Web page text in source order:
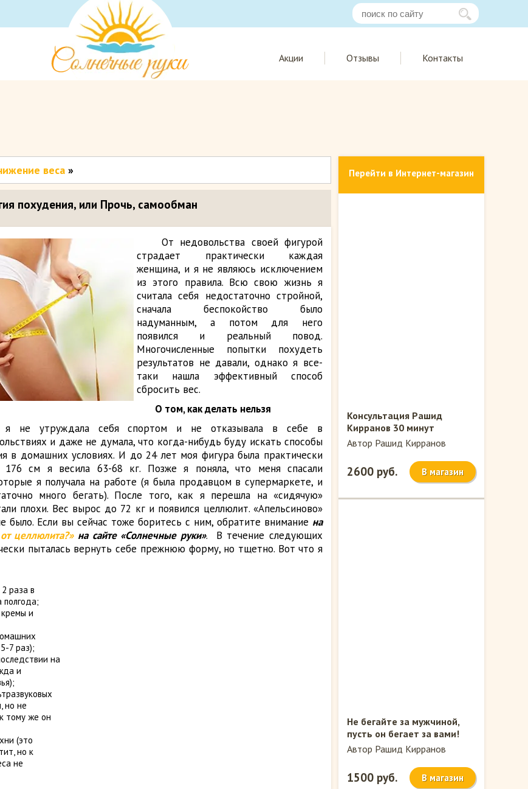
Акции Отзывы Контакты
веса »
похудения, или Прочь, самообман
От недовольства своей фигурой
страдает практически каждая
женщина, и я не являюсь исключением
из этого правила. Всю свою жизнь я
считала себя недостаточно стройной,
сначала беспокойство было
надуманным, а потом для него
появился и реальный повод.
Многочисленные попытки похудеть
результатов не давали, однако я все-
таки нашла эффективный способ
сбросить вес.
О том, как делать нельзя
не утруждала себя спортом и не отказывала в себе в
и даже не думала, что когда-нибудь буду искать способы
в домашних условиях. И до 24 лет моя фигура была практически
176 см я весила 63-68 кг. Позже я поняла, что меня спасали
я получала на работе (я была продавцом в супермаркете, и
много бегать). После того, как я перешла на «сидячую»
плохи. Вес вырос до 72 кг и появился целлюлит. «Апельсиново»
было. Если вы сейчас тоже боритесь с ним, обратите внимание на
целлюлита?»на сайте «Солнечные руки». В течение следующих
пыталась вернуть себе прежнюю форму, но тщетно. Вот что я
раза в
кремы и
7 раз);
на
и
но не
тому же он
(это
но к
не
Перейти в Интернет-магазин
Консультация Рашид
Кирранов 30 минут
Автор Рашид Кирранов
2600 руб. В магазин
Не бегайте за мужчиной,
пусть он бегает за вами!
Автор Рашид Кирранов
1500 руб. В магазин